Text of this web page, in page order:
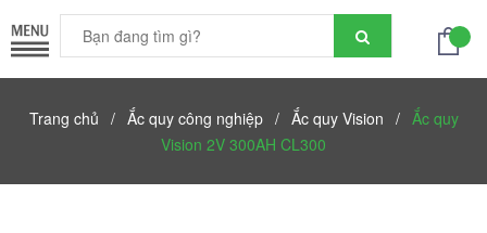
Trang chủ / Ắc quy công nghiệp / Ắc quy Vision / Ắc quy
Vision 2V 300AH CL300